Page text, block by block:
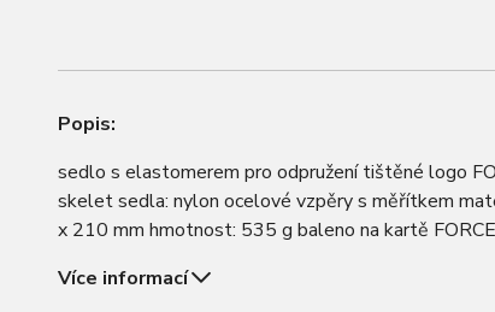
Popis:
sedlo s elastomerem pro odpružení tištěné logo
skelet sedla: nylon ocelové vzpěry s měřítkem
x 210 mm hmotnost: 535 g baleno na kartě FORCE
Více informací